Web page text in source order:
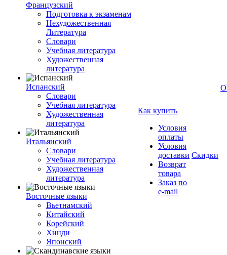
Французский
Подготовка к экзаменам
Нехудожественная
Литература
Словари
Учебная литература
Художественная
литература
Испанский
Словари
Учебная литература
Художественная
литература
Итальянский
Словари
Учебная литература
Художественная
литература
Восточные языки
Вьетнамский
Китайский
Корейский
Хинди
Японский
Как купить
Условия
оплаты
Условия
доставки
Возврат
товара
Заказ по
e-mail
Скидки
О